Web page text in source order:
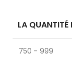
LA QUANTITÉ
750 - 999